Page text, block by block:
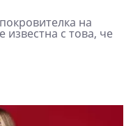
на
известна с това, че